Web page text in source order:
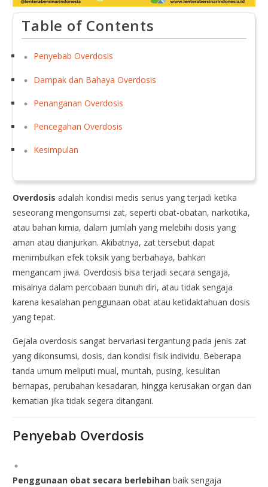
Table of Contents
Penyebab Overdosis
Dampak dan Bahaya Overdosis
Penanganan Overdosis
Pencegahan Overdosis
Kesimpulan
Overdosis adalah kondisi medis serius yang terjadi ketika
seseorang mengonsumsi zat, seperti obat-obatan, narkotika,
atau bahan kimia, dalam jumlah yang melebihi dosis yang
aman atau dianjurkan. Akibatnya, zat tersebut dapat
menimbulkan efek toksik yang berbahaya, bahkan
mengancam jiwa. Overdosis bisa terjadi secara sengaja,
misalnya dalam percobaan bunuh diri, atau tidak sengaja
karena kesalahan penggunaan obat atau ketidaktahuan dosis
yang tepat.
Gejala overdosis sangat bervariasi tergantung pada jenis zat
yang dikonsumsi, dosis, dan kondisi fisik individu. Beberapa
tanda umum meliputi mual, muntah, pusing, kesulitan
bernapas, perubahan kesadaran, hingga kerusakan organ dan
kematian jika tidak segera ditangani.
Penyebab Overdosis
Penggunaan obat secara berlebihan baik sengaja